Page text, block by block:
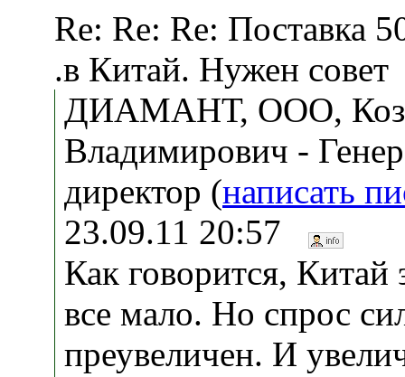
Re: Re: Re: Поставка
.в Китай. Нужен совет
ДИАМАНТ, ООО,
Владимирович -
директор (написать
23.09.11 20:57
Как говорится, Китай
все мало. Но спрос
преувеличен. И